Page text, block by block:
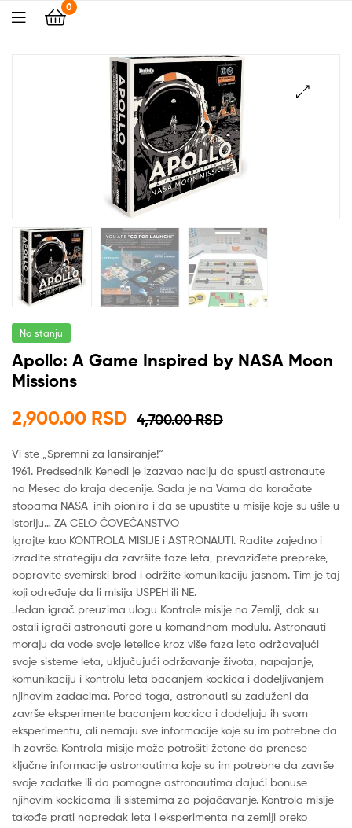
0
Na stanju
Apollo: A Game Inspired by NASA Moon
Missions
4,700.00RSD
2,900.00 RSD
Vi ste „Spremni za lansiranje!“
1961. Predsednik Kenedi je izazvao naciju da spusti astronaute
na Mesec do kraja decenije. Sada je na Vama da koračate
stopama NASA-inih pionira i da se upustite u misije koje su ušle u
istoriju… ZA CELO ČOVEČANSTVO
Igrajte kao KONTROLA MISIJE i ASTRONAUTI. Radite zajedno i
izradite strategiju da završite faze leta, prevaziđete prepreke,
popravite svemirski brod i održite komunikaciju jasnom. Tim je taj
koji određuje da li misija USPEH ili NE.
Jedan igrač preuzima ulogu Kontrole misije na Zemlji, dok su
ostali igrači astronauti gore u komandnom modulu. Astronauti
moraju da vode svoje letelice kroz više faza leta održavajući
svoje sisteme leta, uključujući održavanje života, napajanje,
komunikaciju i kontrolu leta bacanjem kockica i dodeljivanjem
njihovim zadacima. Pored toga, astronauti su zaduženi da
završe eksperimente bacanjem kockica i dodeljuju ih svom
eksperimentu, ali nemaju sve informacije koje su im potrebne da
ih završe. Kontrola misije može potrošiti žetone da prenese
ključne informacije astronautima koje su im potrebne da završe
svoje zadatke ili da pomogne astronautima dajući bonuse
njihovim kockicama ili sistemima za pojačavanje. Kontrola misije
takođe prati napredak leta i eksperimenta na zemlji preko